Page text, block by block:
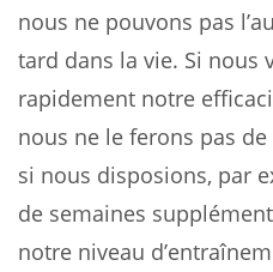
nous ne pouvons pas
tard dans la vie. Si nous
rapidement notre
nous ne le ferons pas
si nous disposions, par
de semaines
notre niveau